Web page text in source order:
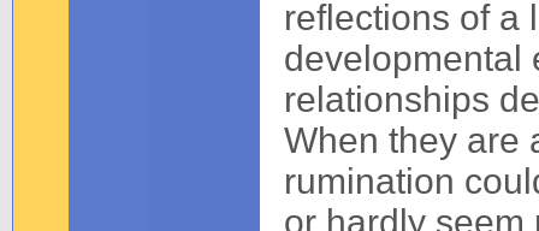
reflections of a
developmental
relationships
When they are
rumination
or hardly seem